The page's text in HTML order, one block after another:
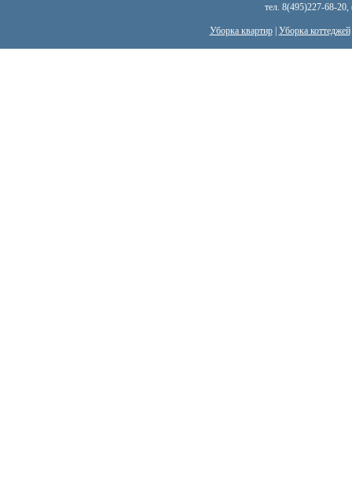
тел. 8(495)227-68-
Уборка квартир| Уборка коттеджей